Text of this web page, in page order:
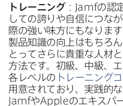
トレーニング： Jamfの​認
しての​誇りや​自信に​つな
際の​強い​味方にもなりま
製品知識の​向上は​もちろ
とってさらに​貴重な​人材
方法です。​初級、​中級、​
各レベルの トレーニング
用意されており、​実践的
JamfやAppleの​エキスパ